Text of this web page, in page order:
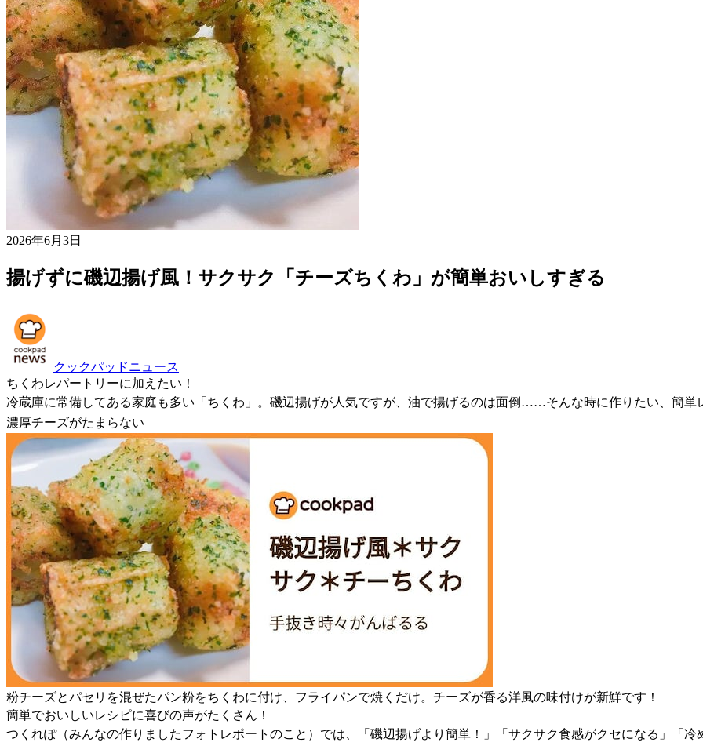
2026年6月3日
揚げずに磯辺揚げ風！サクサク「チーズちくわ」が簡単おいしすぎる
クックパッドニュース
ちくわレパートリーに加えたい！
冷蔵庫に常備してある家庭も多い「ちくわ」。磯辺揚げが人気ですが、油で揚げるのは面倒……そんな時に作りたい、簡単
濃厚チーズがたまらない
粉チーズとパセリを混ぜたパン粉をちくわに付け、フライパンで焼くだけ。チーズが香る洋風の味付けが新鮮です！
簡単でおいしいレシピに喜びの声がたくさん！
つくれぽ（みんなの作りましたフォトレポートのこと）では、「磯辺揚げより簡単！」「サクサク食感がクセになる」「